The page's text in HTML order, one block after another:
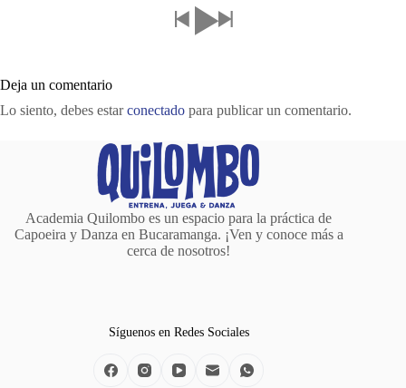
Deja un comentario
Lo siento, debes estarconectado para publicar un comentario.
Academia Quilombo es un espacio para la práctica de
Capoeira y Danza en Bucaramanga. ¡Ven y conoce más a
cerca de nosotros!
Síguenos en Redes Sociales